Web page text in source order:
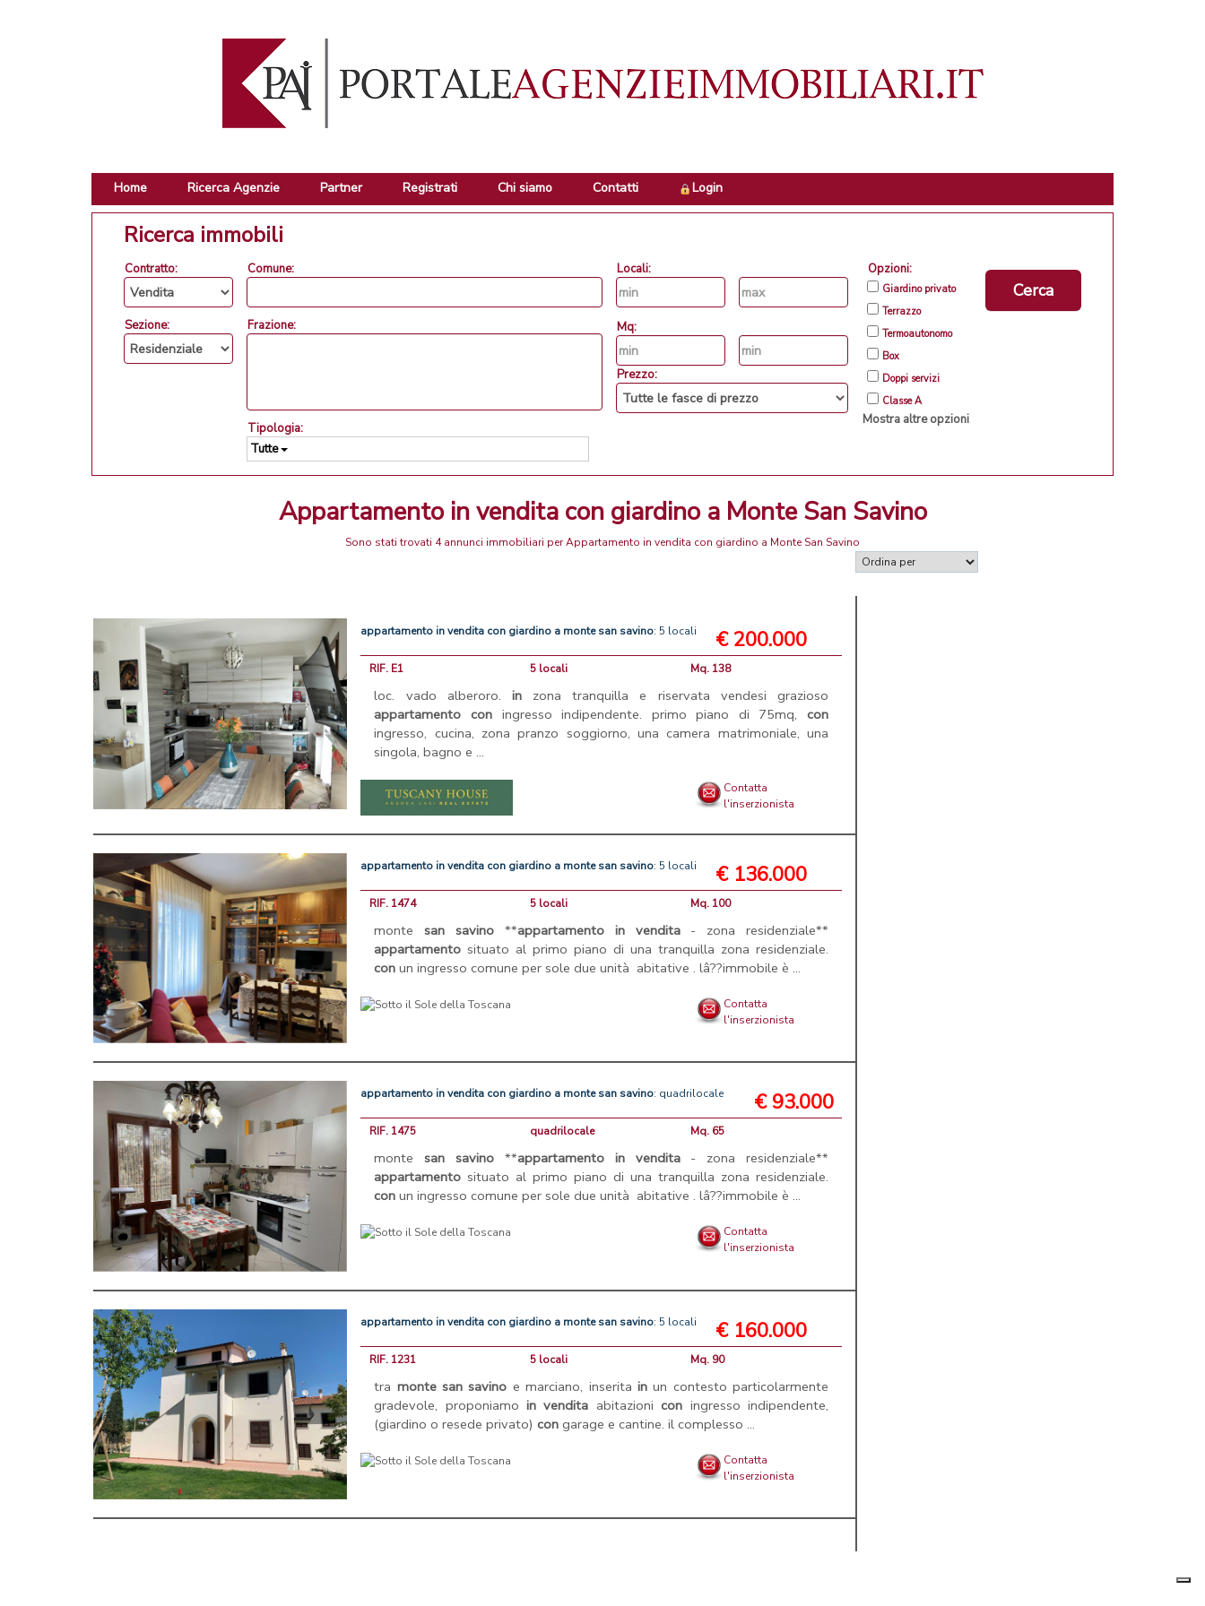
Home Ricerca Agenzie Partner Registrati Chi siamo Contatti Login
Ricerca immobili
Contratto:
Sezione:
Comune:
Frazione:
Tipologia:
Tutte
Locali:
Mq:
Prezzo:
Opzioni:
Giardino privato
Terrazzo
Termoautonomo
Box
Doppi servizi
Classe A
Mostra altre opzioni
Cerca
Appartamento in vendita con giardino a Monte San Savino
Sono stati trovati 4 annunci immobiliari per Appartamento in vendita con giardino a Monte San Savino
appartamento in vendita con giardino a monte san savino: 5 locali € 200.000
RIF. E1 5 locali Mq. 138
loc. vado alberoro. inzona tranquilla e riservata vendesi grazioso
appartamento coningresso indipendente. primo piano di 75mq, con
ingresso, cucina, zona pranzo soggiorno, una camera matrimoniale, una
singola, bagno e ...
Contatta
l'inserzionista
appartamento in vendita con giardino a monte san savino: 5 locali € 136.000
RIF. 1474 5 locali Mq. 100
montesan savino **appartamento in vendita- zona residenziale**
appartamento situato al primo piano di una tranquilla zona residenziale.
con un ingresso comune per sole due unità abitative . lâ??immobile è ...
Contatta
l'inserzionista
appartamento in vendita con giardino a monte san savino: quadrilocale € 93.000
RIF. 1475 quadrilocale Mq. 65
montesan savino **appartamento in vendita- zona residenziale**
appartamento situato al primo piano di una tranquilla zona residenziale.
con un ingresso comune per sole due unità abitative . lâ??immobile è ...
Contatta
l'inserzionista
appartamento in vendita con giardino a monte san savino: 5 locali € 160.000
RIF. 1231 5 locali Mq. 90
tra monte san savino e marciano, inserita inun contesto particolarmente
gradevole, proponiamoin vendita abitazionicon ingresso indipendente,
(giardino o resede privato)con garage e cantine. il complesso ...
Contatta
l'inserzionista